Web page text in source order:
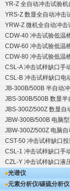
YR-Z 全自动冲击试验
YRS-Z 数显全自动冲击
YRW-Z 微机全自动冲
CDW-40 冲击试验低温
CDW-60 冲击试验低温
CDW-80 冲击试验低温
CSL-A 冲击试样缺口手
CSL-B 冲击试样缺口电
JB-300B/500B 半自动
JBS-300B/500B 数显半
JBS-300Z/500Z 数显自
JBW-300B/500B 电脑
JBW-300Z/500Z 电脑
CST-50 冲击试样缺口投
CSL-1 冲击试样缺口手
CZL-Y 冲击试样缺口液
光谱仪
元素分析仪/碳硫分析仪